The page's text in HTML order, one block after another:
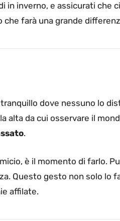
in inverno, e assicurati che
farà una grande
dove nessuno lo
alta da cui osservare il
.
è il momento di farlo.
Questo gesto non solo lo
affilate.